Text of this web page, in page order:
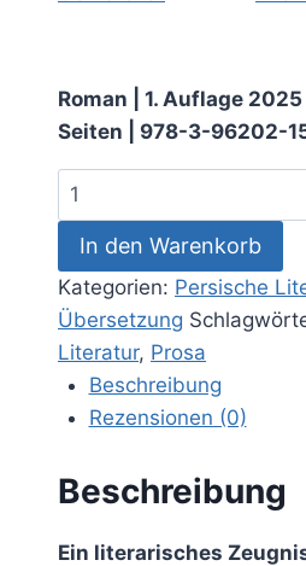
Roman | 1. Auflage
Seiten | 978-3-96202-
'Mitternachtsammler'
–
Zia
Qasemi
Menge
In den Warenkorb
Kategorien: Persische
Übersetzung
Literatur, Prosa
Beschreibung
Rezensionen (0)
Beschreibung
Ein literarisches